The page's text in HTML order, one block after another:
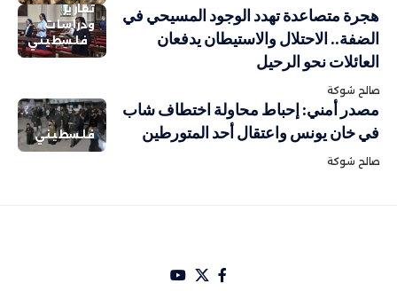
تقارير
ودراسات
فلسطيني
هجرة متصاعدة تهدد الوجود المسيحي في
الضفة.. الاحتلال والاستيطان يدفعان
العائلات نحو الرحيل
صالح شوكة
فلسطيني
مصدر أمني: إحباط محاولة اختطاف شاب
في خان يونس واعتقال أحد المتورطين
صالح شوكة